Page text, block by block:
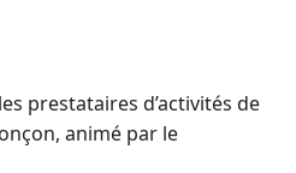
prestataires d’activités de
animé par le